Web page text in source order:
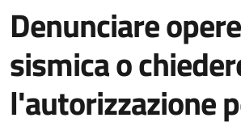
Denunciare
sismica o
l'autorizzazione